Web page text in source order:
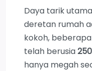
Daya tarik
deretan rumah
kokoh,
telah berusia
hanya megah